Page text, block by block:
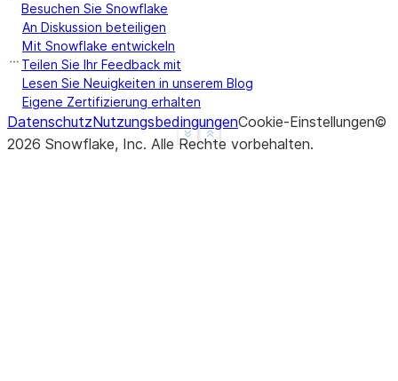
Show less
See more
Besuchen Sie Snowflake
An Diskussion beteiligen
Mit Snowflake entwickeln
Teilen Sie Ihr Feedback mit
Lesen Sie Neuigkeiten in unserem Blog
Eigene Zertifizierung erhalten
DatenschutzNutzungsbedingungenCookie-Einstellungen©
2026 Snowflake, Inc. Alle Rechte vorbehalten.